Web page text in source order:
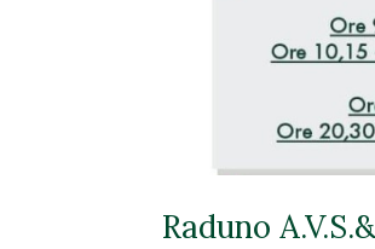
Raduno